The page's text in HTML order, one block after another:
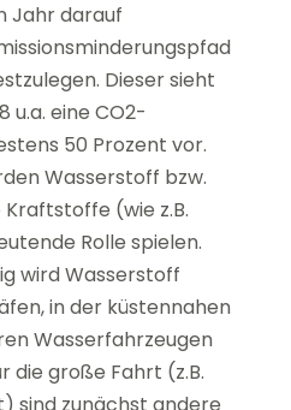
Jahr darauf
Dieser sieht
u.a. eine CO2-
50 Prozent vor.
Wasserstoff bzw.
(wie z.B.
Rolle spielen.
wird Wasserstoff
in der küstennahen
Wasserfahrzeugen
die große Fahrt (z.B.